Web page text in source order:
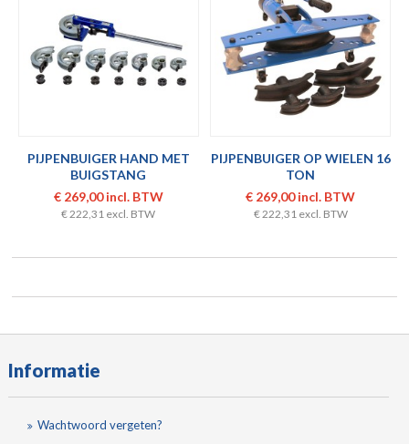
PIJPENBUIGER HAND MET
BUIGSTANG
€ 269,00 incl. BTW
€ 222,31 excl. BTW
PIJPENBUIGER OP WIELEN 16
TON
€ 269,00 incl. BTW
€ 222,31 excl. BTW
Informatie
Wachtwoord vergeten?